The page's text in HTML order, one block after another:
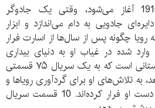
ماجرای کتاب در سال 1916 آغاز می‌شود، وقتی یک جادوگر
جادویی به دام می‌اندازد و ابزار
رویا چگونه پس از سال‌ها از اسارت فرار
شده در غیاب او به دنیای بیداری
می‌پردازد، نخستین فصل داستانی است که به یک سریال ۷۵ قسمتی
به تلاش‌های او برای گردآوری رویاها و
کابوس‌هایی می‌پردازد که از دست او فرار کرده‌اند. 10 قسمت سریال